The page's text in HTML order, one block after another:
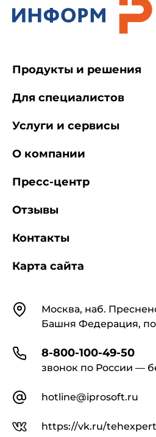
КонтактыМосква, наб.
Башня Федерация,
8-800-100-49-50
звонок по России —
hotline@iprosoft.ru
https://vk.ru/
Продукты и решения
Для специалистов
Услуги и сервисы
О компании
Пресс-центр
Отзывы
Контакты
Карта сайта